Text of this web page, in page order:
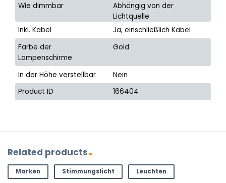
Wie dimmbar
Abhängig von der
Lichtquelle
Inkl. Kabel
Ja, einschließlich Kabel
Farbe der
Lampenschirme
Gold
In der Höhe verstellbar
Nein
Product ID
166404
Related products
Marken Stimmungslicht Leuchten